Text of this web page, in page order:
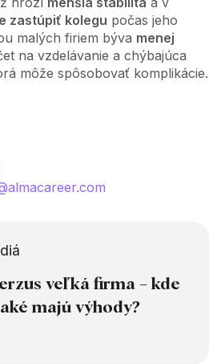
zastúpiť kolegu počas jeho
malých firiem býva menej
na vzdelávanie a chýbajúca
môže spôsobovať komplikácie.
veľká firma – kde
majú výhody?